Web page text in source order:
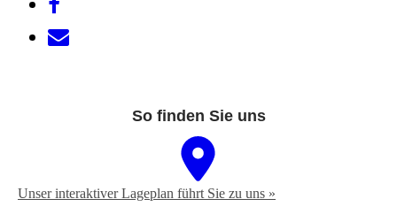
So finden Sie uns
Unser interaktiver La­ge­plan führt Sie zu uns »